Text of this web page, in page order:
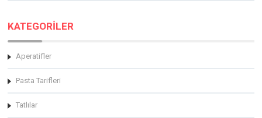
KATEGORİLER
Aperatifler
Pasta Tarifleri
Tatlılar